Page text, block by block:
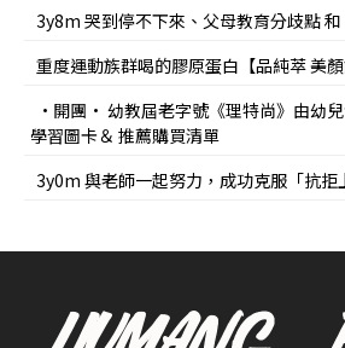
3y8m 哭到停不下來、父母教育分歧點
重度運動族群喝的膠原蛋白【品純萃 美顏
•開團• 幼教屆老字號《理特尚》由幼
學習圖卡＆ 推薦購買清單
3y0m 與老師一起努力，成功克服「抗拒